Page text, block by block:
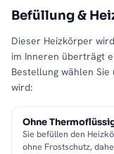
Befüllung &
Dieser Heizkörper
im Inneren überträgt
Bestellung wählen Sie
wird:
Ohne
Sie befüllen den
ohne Frostschutz,